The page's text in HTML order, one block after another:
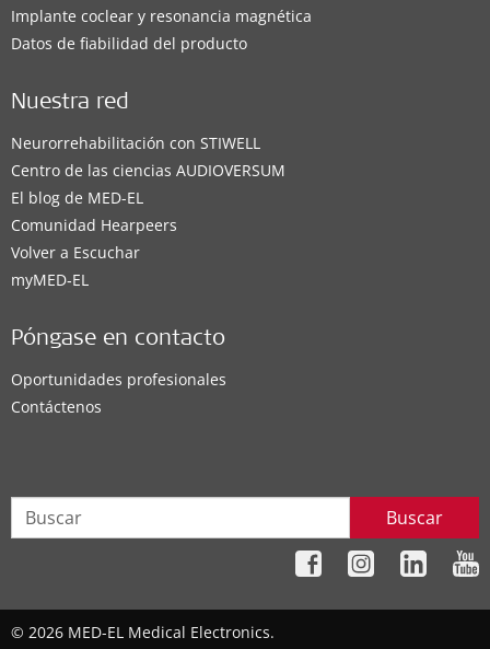
Implante coclear y resonancia magnética
Datos de fiabilidad del producto
Nuestra red
Neurorrehabilitación con STIWELL
Centro de las ciencias AUDIOVERSUM
El blog de MED-EL
Comunidad Hearpeers
Volver a Escuchar
myMED‑EL
Póngase en contacto
Oportunidades profesionales
Contáctenos
Buscar
© 2026 MED-EL Medical Electronics.